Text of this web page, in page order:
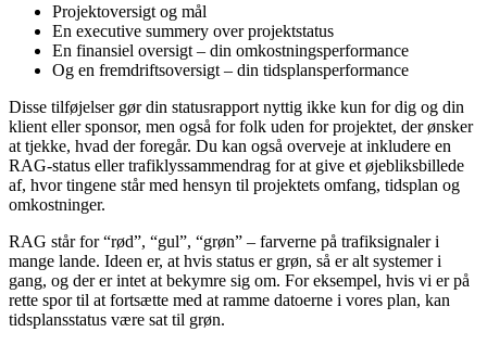
Projektoversigt og mål
En executive summery over projektstatus
En finansiel oversigt – din omkostningsperformance
Og en fremdriftsoversigt – din tidsplansperformance
Disse tilføjelser gør din statusrapport nyttig ikke kun for dig og din
klient eller sponsor, men også for folk uden for projektet, der ønsker
at tjekke, hvad der foregår. Du kan også overveje at inkludere en
RAG-status eller trafiklyssammendrag for at give et øjebliksbillede
af, hvor tingene står med hensyn til projektets omfang, tidsplan og
omkostninger.
RAG står for “rød”, “gul”, “grøn” – farverne på trafiksignaler i
mange lande. Ideen er, at hvis status er grøn, så er alt systemer i
gang, og der er intet at bekymre sig om. For eksempel, hvis vi er på
rette spor til at fortsætte med at ramme datoerne i vores plan, kan
tidsplansstatus være sat til grøn.